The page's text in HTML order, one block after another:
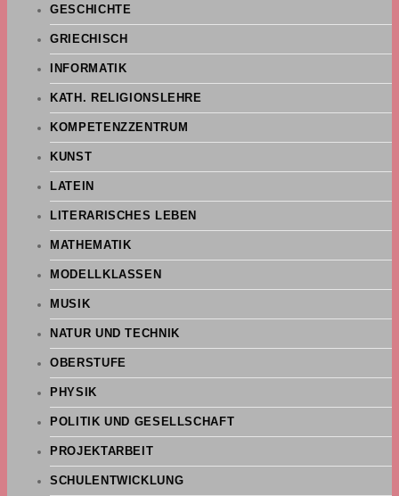
GESCHICHTE
GRIECHISCH
INFORMATIK
KATH. RELIGIONSLEHRE
KOMPETENZZENTRUM
KUNST
LATEIN
LITERARISCHES LEBEN
MATHEMATIK
MODELLKLASSEN
MUSIK
NATUR UND TECHNIK
OBERSTUFE
PHYSIK
POLITIK UND GESELLSCHAFT
PROJEKTARBEIT
SCHULENTWICKLUNG